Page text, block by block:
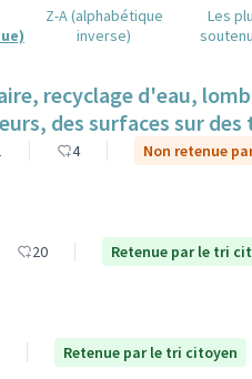
Z-A (alphabétique
inverse)
Les
recyclage d'eau,
des surfaces sur des
4 Non retenue
20 Retenue par le tri
Retenue par le tri citoyen